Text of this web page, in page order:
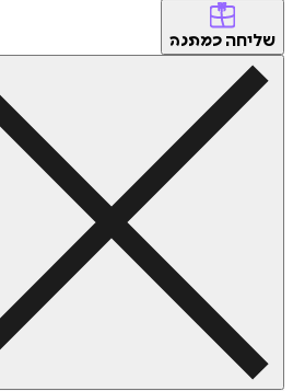
שליחה כמתנה